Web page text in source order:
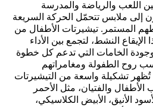
اللعب والرياضة والمدرسة
إلى ملابس تتحمّل الحركة السريعة
المستمر. تيشيرتات الأطفال من
النشط، لتجمع بين الأداء
وجودة الخامات التي تدعم كل خطوة
روح الطفولة ومغامراتهم
تُظهر تشكيلة واسعة من التيشيرتات
والفتيان، مثل الأحمر
الأنيق، الأبيض الكلاسيكي،